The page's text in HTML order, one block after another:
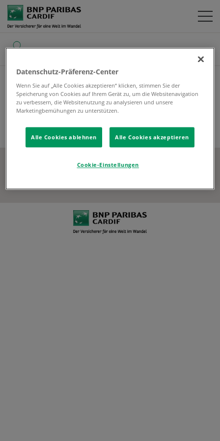
Home Corporate Social Responsibility
Datenschutz-Präferenz-Center
Wenn Sie auf „Alle Cookies akzeptieren“ klicken, stimmen Sie der
Speicherung von Cookies auf Ihrem Gerät zu, um die Websitenavigation
zu verbessern, die Websitenutzung zu analysieren und unsere
Marketingbemühungen zu unterstützen.
Alle Cookies ablehnen Alle Cookies akzeptieren
Cookie-Einstellungen